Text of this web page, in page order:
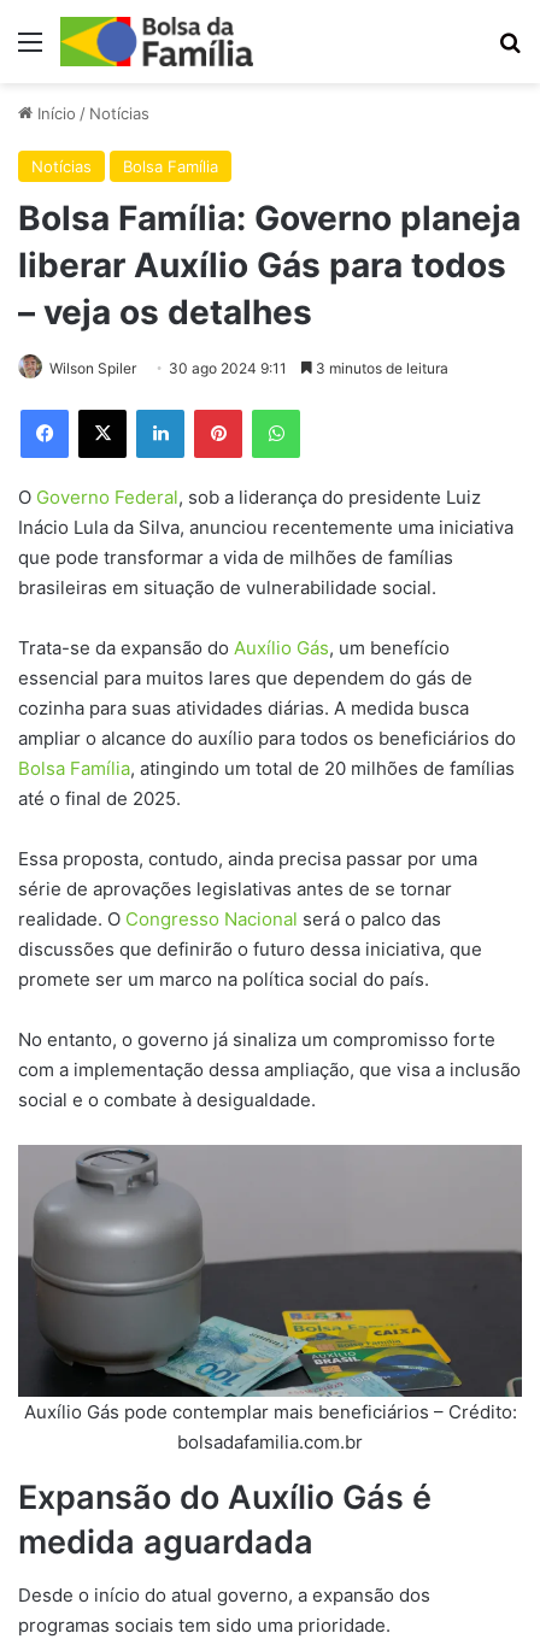
Menu
Início / Notícias
Notícias Bolsa Família
Bolsa Família: Governo planeja
liberar Auxílio Gás para todos
– veja os detalhes
Wilson Spiler 30 ago 2024 9:11 3 minutos de leitura
Facebook
X LinkedinPinterestWhatsApp
O Governo Federal, sob a liderança do presidente Luiz
Inácio Lula da Silva, anunciou recentemente uma iniciativa
que pode transformar a vida de milhões de famílias
brasileiras em situação de vulnerabilidade social.
Trata-se da expansão do Auxílio Gás, um benefício
essencial para muitos lares que dependem do gás de
cozinha para suas atividades diárias. A medida busca
ampliar o alcance do auxílio para todos os beneficiários do
Bolsa Família, atingindo um total de 20 milhões de famílias
até o final de 2025.
Essa proposta, contudo, ainda precisa passar por uma
série de aprovações legislativas antes de se tornar
realidade. O Congresso Nacional será o palco das
discussões que definirão o futuro dessa iniciativa, que
promete ser um marco na política social do país.
No entanto, o governo já sinaliza um compromisso forte
com a implementação dessa ampliação, que visa a inclusão
social e o combate à desigualdade.
Auxílio Gás pode contemplar mais beneficiários – Crédito:
bolsadafamilia.com.br
Expansão do Auxílio Gás é
medida aguardada
Desde o início do atual governo, a expansão dos
programas sociais tem sido uma prioridade.